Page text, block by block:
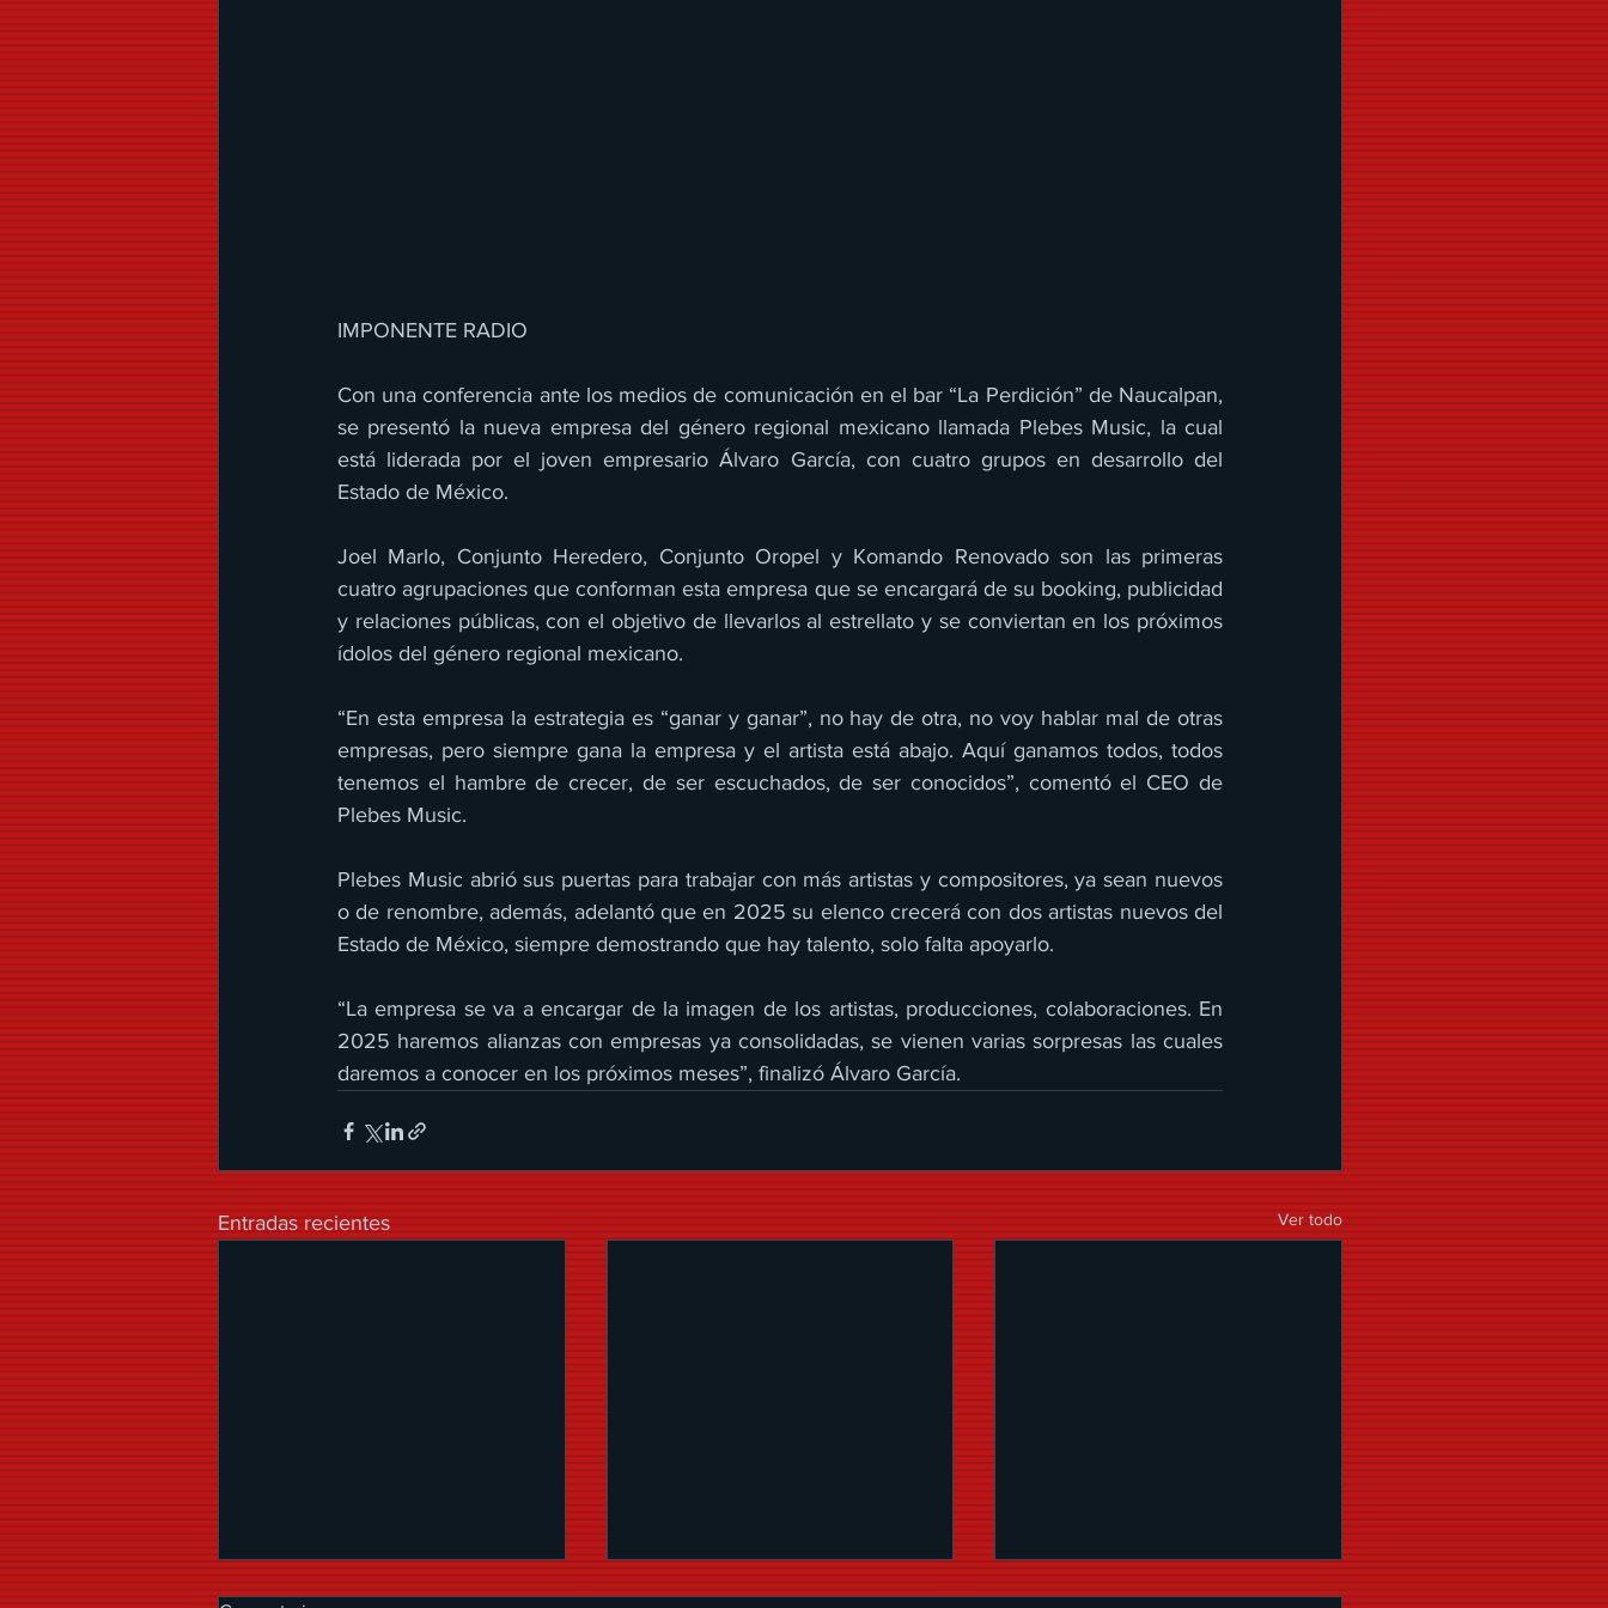
IMPONENTE RADIO
Con una conferencia ante los medios de comunicación en el bar “La Perdición” de Naucalpan,
se presentó la nueva empresa del género regional mexicano llamada Plebes Music, la cual
está liderada por el joven empresario Álvaro García, con cuatro grupos en desarrollo del
Estado de México.
Joel Marlo, Conjunto Heredero, Conjunto Oropel y Komando Renovado son las primeras
cuatro agrupaciones que conforman esta empresa que se encargará de su booking, publicidad
y relaciones públicas, con el objetivo de llevarlos al estrellato y se conviertan en los próximos
ídolos del género regional mexicano.
“En esta empresa la estrategia es “ganar y ganar”, no hay de otra, no voy hablar mal de otras
empresas, pero siempre gana la empresa y el artista está abajo. Aquí ganamos todos, todos
tenemos el hambre de crecer, de ser escuchados, de ser conocidos”, comentó el CEO de
Plebes Music.
Plebes Music abrió sus puertas para trabajar con más artistas y compositores, ya sean nuevos
o de renombre, además, adelantó que en 2025 su elenco crecerá con dos artistas nuevos del
Estado de México, siempre demostrando que hay talento, solo falta apoyarlo.
“La empresa se va a encargar de la imagen de los artistas, producciones, colaboraciones. En
2025 haremos alianzas con empresas ya consolidadas, se vienen varias sorpresas las cuales
daremos a conocer en los próximos meses”, finalizó Álvaro García.
Entradas recientes Ver todo